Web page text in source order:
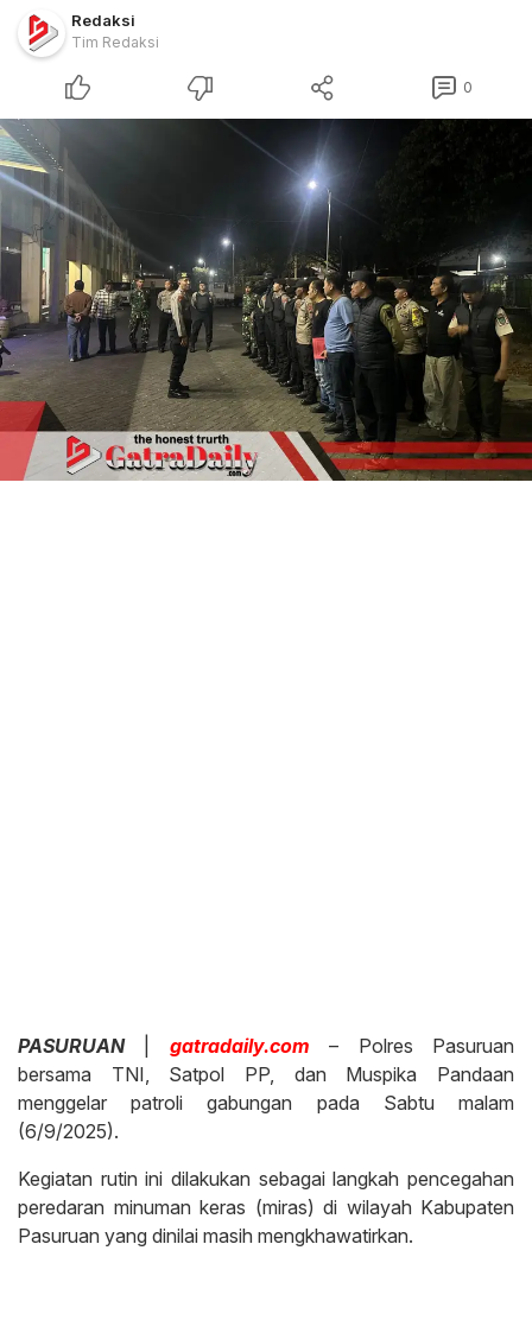
Redaksi
Tim Redaksi
0
PASURUAN| gatradaily.com – Polres Pasuruan
bersama TNI, Satpol PP, dan Muspika Pandaan
menggelar patroli gabungan pada Sabtu malam
(6/9/2025).
Kegiatan rutin ini dilakukan sebagai langkah pencegahan
peredaran minuman keras (miras) di wilayah Kabupaten
Pasuruan yang dinilai masih mengkhawatirkan.